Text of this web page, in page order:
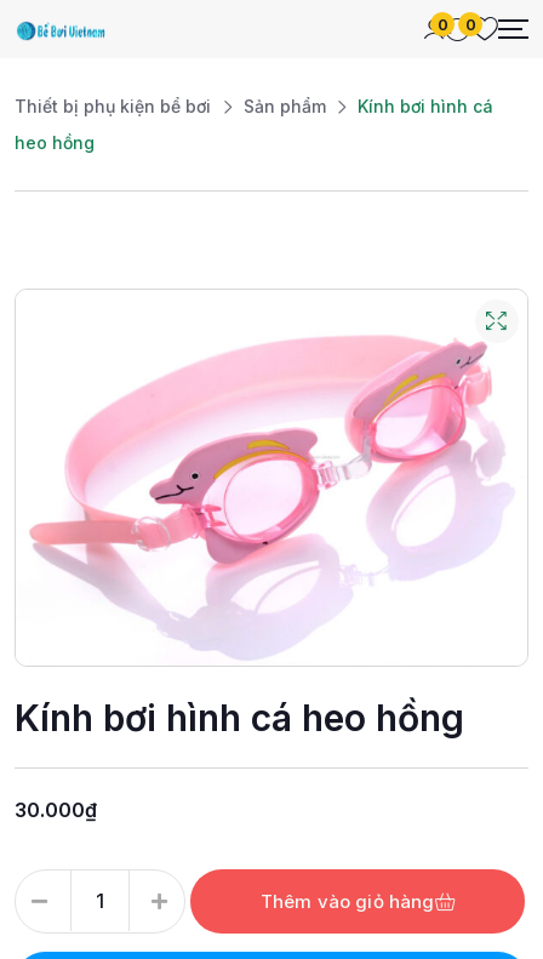
0 0
Thiết bị phụ kiện bể bơi Sản phẩm
Kính bơi hình cá
heo hồng
Kính bơi hình cá heo hồng
30.000₫
Thêm vào giỏ hàng